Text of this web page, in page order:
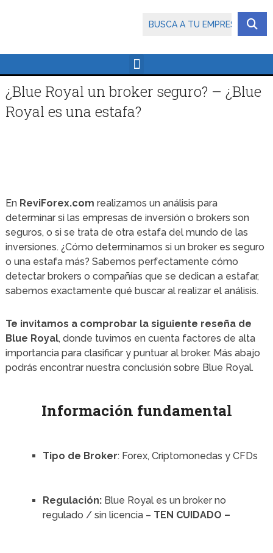
¿Blue Royal un broker seguro? – ¿Blue
Royal es una estafa?
En ReviForex.com realizamos un análisis para
determinar si las empresas de inversión o brokers son
seguros, o si se trata de otra estafa del mundo de las
inversiones. ¿Cómo determinamos si un broker es seguro
o una estafa más? Sabemos perfectamente cómo
detectar brokers o compañías que se dedican a estafar,
sabemos exactamente qué buscar al realizar el análisis.
Te invitamos a comprobar la siguiente reseña de
Blue Royal, donde tuvimos en cuenta factores de alta
importancia para clasificar y puntuar al broker. Más abajo
podrás encontrar nuestra conclusión sobre Blue Royal.
Información fundamental
Tipo de Broker: Forex, Criptomonedas y CFDs
Regulación:Blue Royal es un broker no
regulado / sin licencia – TEN CUIDADO –